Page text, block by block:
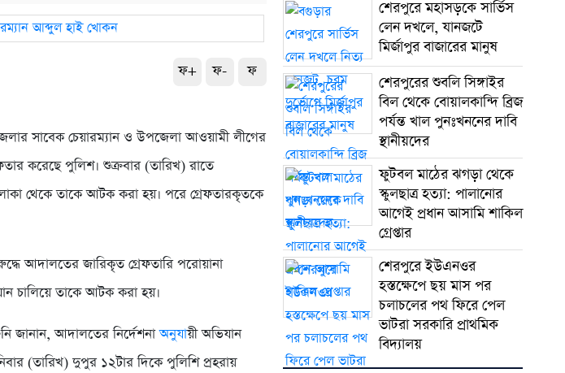
ফ+ ফ- ফ
সাবেক চেয়ারম্যান ও উপজেলা আওয়ামী লীগের
করেছে পুলিশ। শুক্রবার (তারিখ) রাতে
থেকে তাকে আটক করা হয়। পরে গ্রেফতারকৃতকে
আদালতের জারিকৃত গ্রেফতারি পরোয়ানা
চালিয়ে তাকে আটক করা হয়।
জানান, আদালতের নির্দেশনাঅনুযায়ী অভিযান
(তারিখ) দুপুর ১২টার দিকে পুলিশি প্রহরায়
শেরপুরে মহাসড়কে সার্ভিস
লেন দখলে, যানজটে
মির্জাপুর বাজারের মানুষ
শেরপুরের শুবলি সিঙ্গাইর
বিল থেকে বোয়ালকান্দি ব্রিজ
পর্যন্ত খাল পুনঃখননের দাবি
স্থানীয়দের
ফুটবল মাঠের ঝগড়া থেকে
স্কুলছাত্র হত্যা: পালানোর
আগেই প্রধান আসামি শাকিল
গ্রেপ্তার
শেরপুরে ইউএনওর
হস্তক্ষেপে ছয় মাস পর
চলাচলের পথ ফিরে পেল
ভাটরা সরকারি প্রাথমিক
বিদ্যালয়